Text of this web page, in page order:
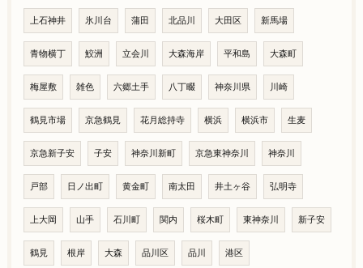
上石神井 氷川台 蒲田 北品川 大田区 新馬場
青物横丁 鮫洲 立会川 大森海岸 平和島 大森町
梅屋敷 雑色 六郷土手 八丁畷 神奈川県 川崎
鶴見市場 京急鶴見 花月総持寺 横浜 横浜市 生麦
京急新子安 子安 神奈川新町 京急東神奈川 神奈川
戸部 日ノ出町 黄金町 南太田 井土ヶ谷 弘明寺
上大岡 山手 石川町 関内 桜木町 東神奈川 新子安
鶴見 根岸 大森 品川区 品川 港区